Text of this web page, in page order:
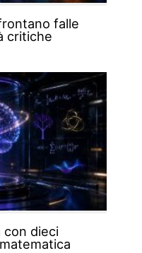
falle
critiche
con dieci